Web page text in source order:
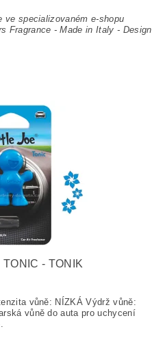
ve specializovaném e-shopu
Fragrance - Made in Italy - Design
- TONIK
vůně: NÍZKÁ Výdrž vůně:
vůně do auta pro uchycení